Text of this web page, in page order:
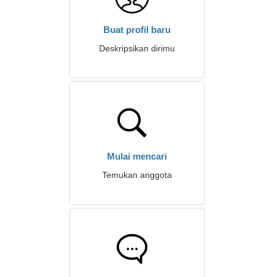
Buat profil baru
Deskripsikan dirimu
Mulai mencari
Temukan anggota